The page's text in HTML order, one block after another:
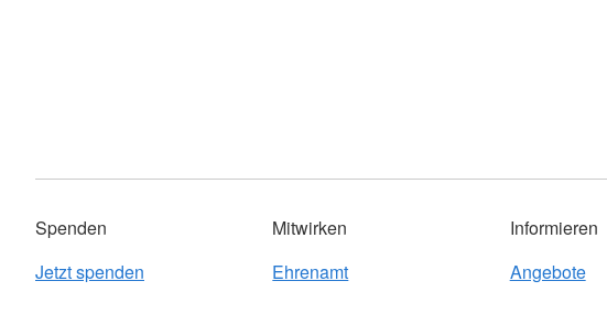
Spenden
Jetzt spenden
Mitwirken
Ehrenamt
Informieren
Angebote